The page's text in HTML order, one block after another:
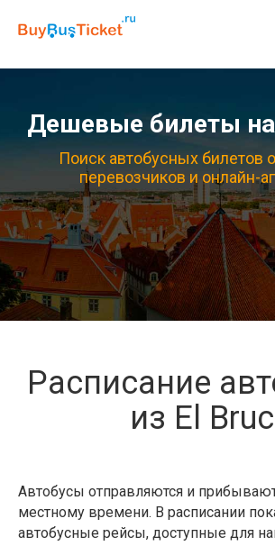
Дешевые билеты на
Поиск автобусных билетов
перевозчиков и онлайн-
Расписание
из El Bruc
Автобусы отправляются и
местному времени. В расписании
автобусные рейсы, доступные для